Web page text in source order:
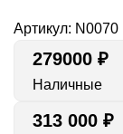
Артикул: N0070
279000 ₽
Наличные
313 000 ₽